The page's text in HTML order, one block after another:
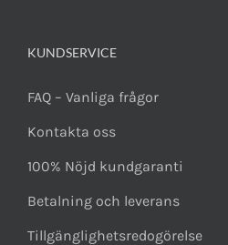
KUNDSERVICE
FAQ – Vanliga frågor
Kontakta oss
100% Nöjd kundgaranti
Betalning och leverans
Tillgänglighetsredogörelse